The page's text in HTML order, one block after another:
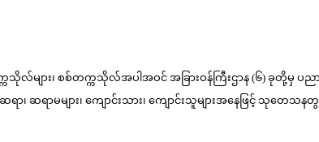
ျား၊ စစ်တက္ကသိုလ်အပါအဝင် အခြားဝန်ကြီးဌာန (၆) ခုတို့မှ ပည
ရာမများ၊ ကျောင်းသား၊ ကျောင်းသူများအနေဖြင့် သုတေသန